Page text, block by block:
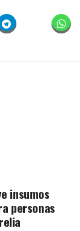
insumos
personas